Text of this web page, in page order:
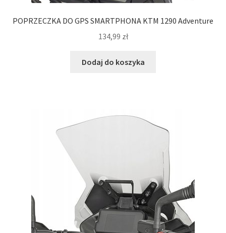
POPRZECZKA DO GPS SMARTPHONA KTM 1290 Adventure
134,99 zł
Dodaj do koszyka